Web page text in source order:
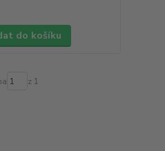
do košíku
z 1